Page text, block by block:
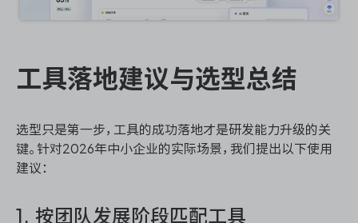
工具落地建议与选型总结
选型只是第一步，工具的成功落地才是研发能力升级的关
键。针对2026年中小企业的实际场景，我们提出以下使用
建议：
1. 按团队发展阶段匹配工具